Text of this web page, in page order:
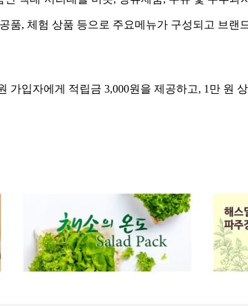
품, 체험 상품 등으로 주요메뉴가 구성되고 브랜
가입자에게 적립금 3,000원을 제공하고, 1만 원